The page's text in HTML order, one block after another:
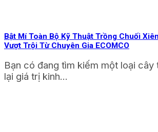
Bật Mí Toàn Bộ Kỹ Thuật Trồng Chuối
Vượt Trội Từ Chuyên Gia ECOMCO
Bạn có đang tìm kiếm một loại cây
lại giá trị kinh...